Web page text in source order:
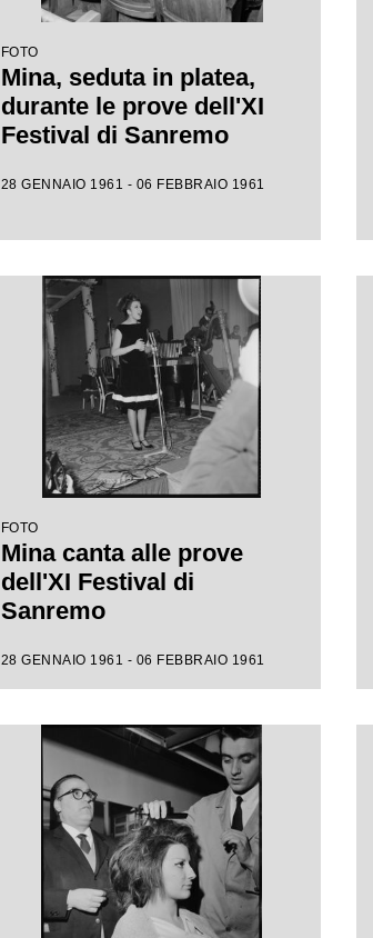
FOTO
Mina, seduta in platea,
durante le prove dell'XI
Festival di Sanremo
28 GENNAIO 1961 - 06 FEBBRAIO 1961
FOTO
Mina canta alle prove
dell'XI Festival di
Sanremo
28 GENNAIO 1961 - 06 FEBBRAIO 1961